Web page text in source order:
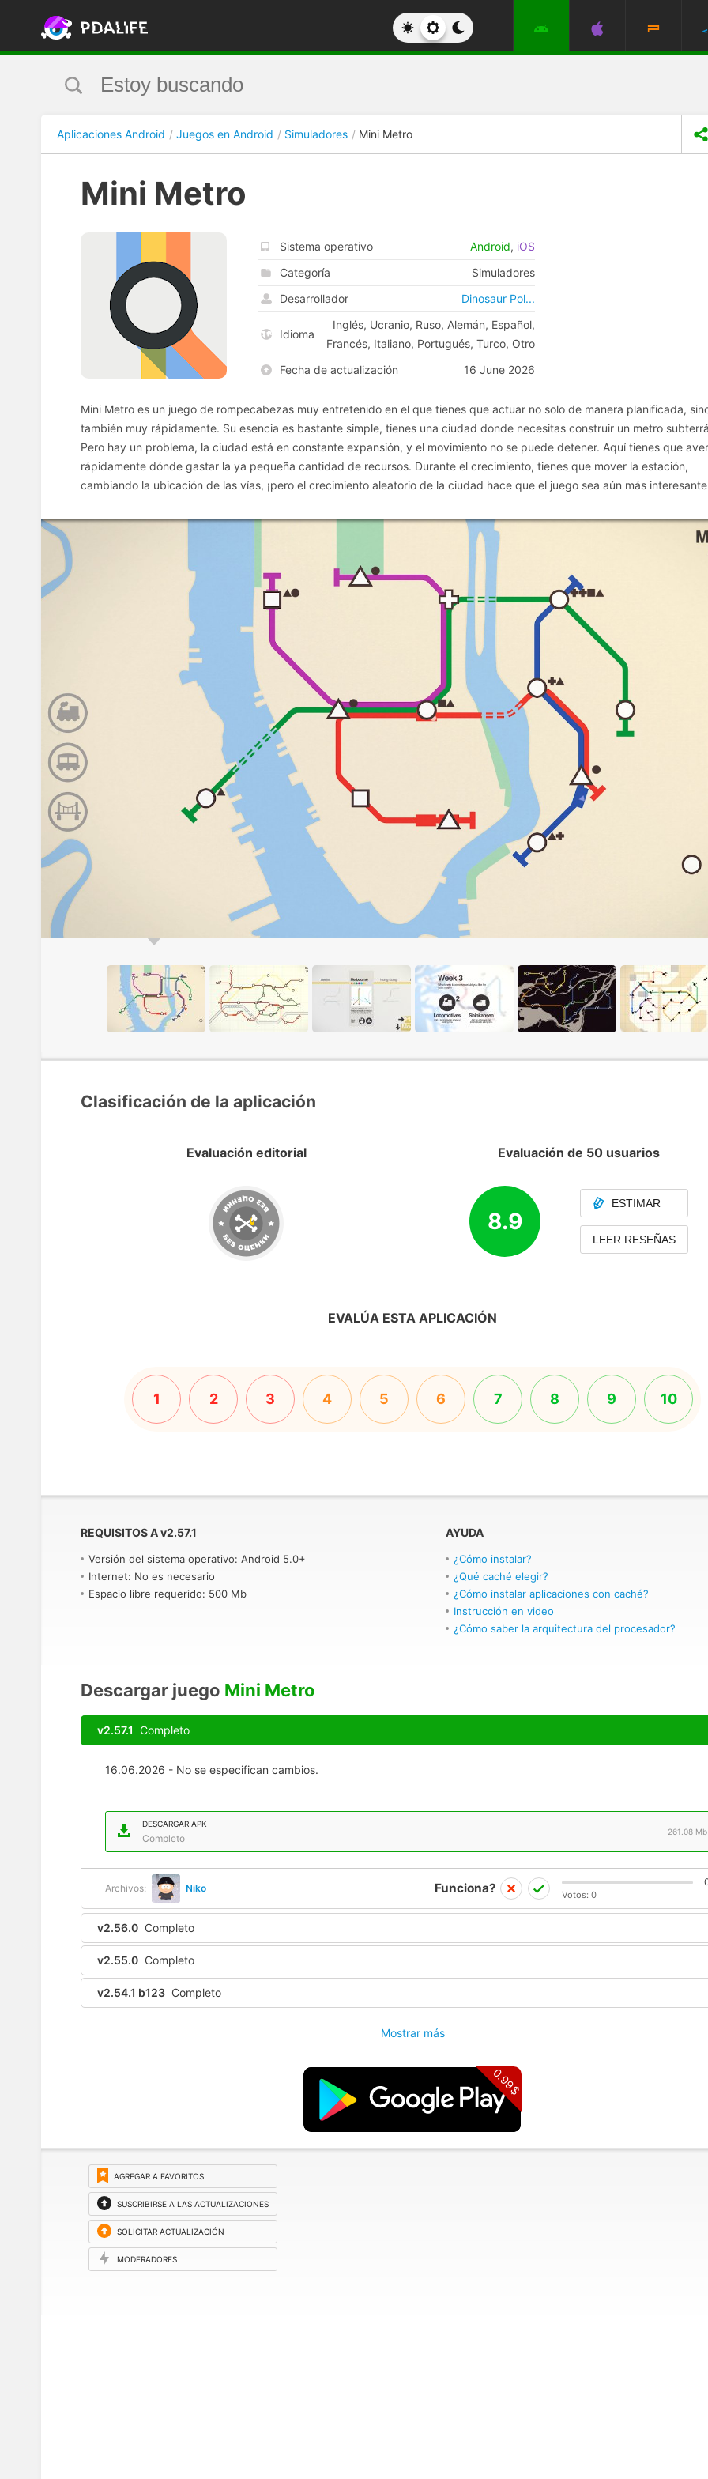
Aplicaciones Android Juegos en Android Simuladores Mini Metro
Mini Metro
Sistema operativo Android, iOS
Categoría
Simuladores
Desarrollador
Dinosaur Pol...
Idioma
Inglés, Ucranio, Ruso, Alemán, Español,
Francés, Italiano, Portugués, Turco, Otro
Fecha de actualización
16 June 2026
Mini Metro es un juego de rompecabezas muy entretenido en el que tienes que actuar no solo de manera planificada,
también muy rápidamente. Su esencia es bastante simple, tienes una ciudad donde necesitas construir un metro
Pero hay un problema, la ciudad está en constante expansión, y el movimiento no se puede detener. Aquí tienes que
rápidamente dónde gastar la ya pequeña cantidad de recursos. Durante el crecimiento, tienes que mover la estación,
cambiando la ubicación de las vías, ¡pero el crecimiento aleatorio de la ciudad hace que el juego sea aún más
Clasificación de la aplicación
Evaluación editorial Evaluación de 50 usuarios
8.9
ESTIMAR
LEER RESEÑAS
EVALÚA ESTA APLICACIÓN
1 2 3 4 5 6 7 8 9 10
REQUISITOS Av2.57.1
Versión del sistema operativo: Android 5.0+
Internet: No es necesario
Espacio libre requerido: 500 Mb
AYUDA
¿Cómo instalar?
¿Qué caché elegir?
¿Cómo instalar aplicaciones con caché?
Instrucción en video
¿Cómo saber la arquitectura del procesador?
Descargar juego Mini Metro
v2.57.1 Completo
16.06.2026 - No se especifican cambios.
DESCARGAR APK
Completo
261.08 Mb
Archivos: Niko Funciona? Votos: 0
v2.56.0 Completo
v2.55.0 Completo
v2.54.1 b123 Completo
Mostrar más
0.99$
AGREGAR A FAVORITOS
SUSCRIBIRSE A LAS ACTUALIZACIONES
SOLICITAR ACTUALIZACIÓN
MODERADORES